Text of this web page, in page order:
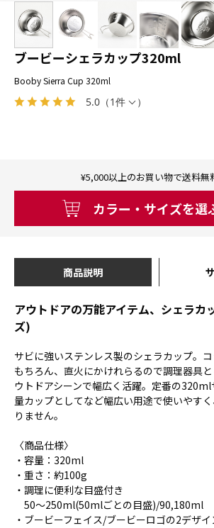
5.0 （1件 ）
ブービーシェラカップ320ml
Booby Sierra Cup 320ml
¥5,000以上のお買い物で送料無
カラー・サイズを選
商品説明
アウトドアの万能アイテム、シェラカ
ズ)
サビに強いステンレス製のシェラカップ。
もちろん、直火にかけれらるので調理器具
ウトドアシーンで幅広く活躍。定番の
量カップとしてなど幅広い用途で使いやす
りません。
〈商品仕様〉
・容量：320ml
・重さ：約100g
・調理に便利な目盛付き
50～250ml(50mlごとの目盛)/90,180ml
・ブービーフェイス/ブービーロゴの2デザ